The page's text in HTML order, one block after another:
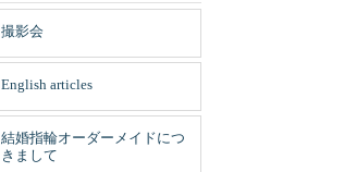
撮影会
English articles
結婚指輪オーダーメイドにつ
きまして